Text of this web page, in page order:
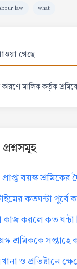
law what
গেছে
মালিক কর্তৃক
বয়স্ক শ্রমিকের
কতঘন্টা পুর্বে
কাজ করলে কত ঘন্টা
শ্রমিককে
ও প্রতিষ্টানে